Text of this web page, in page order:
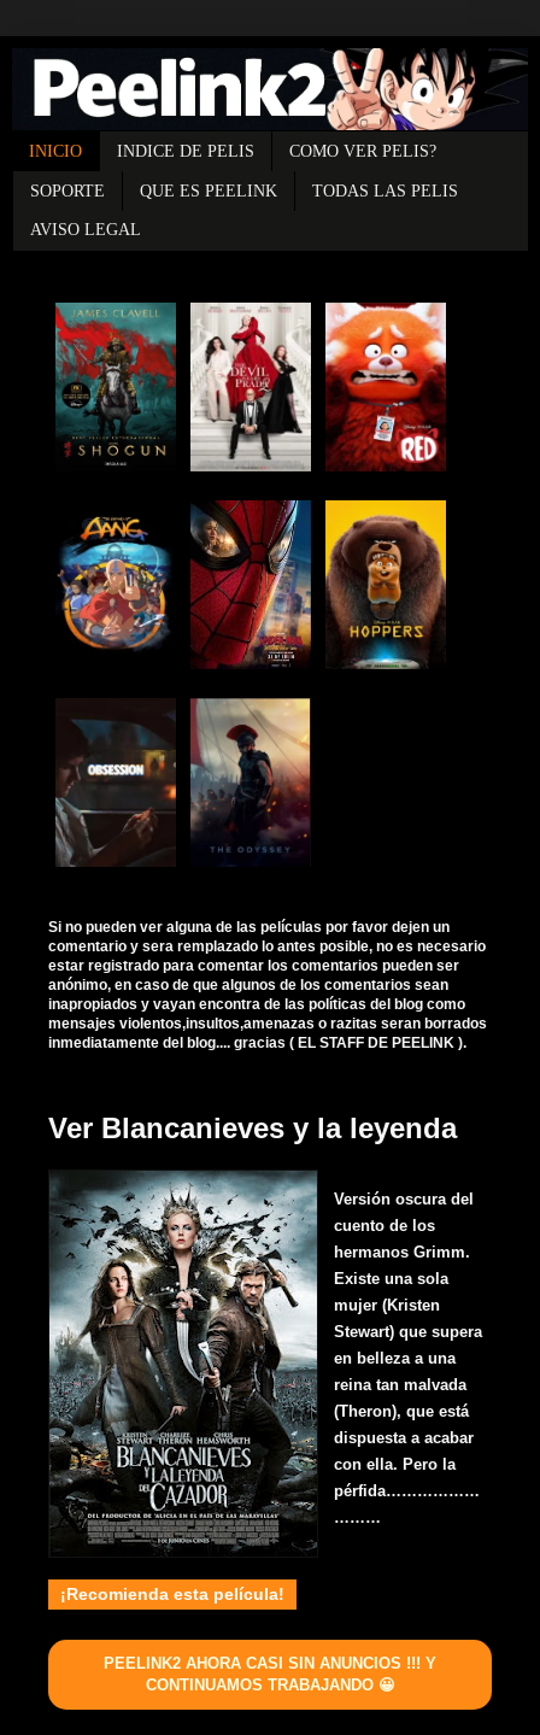
INICIO INDICE DE PELIS COMO VER PELIS?
SOPORTE QUE ES PEELINK TODAS LAS PELIS
AVISO LEGAL
Si no pueden ver alguna de las películas por favor dejen un
comentario y sera remplazado lo antes posible, no es necesario
estar registrado para comentar los comentarios pueden ser
anónimo, en caso de que algunos de los comentarios sean
inapropiados y vayan encontra de las políticas del blog como
mensajes violentos,insultos,amenazas o razitas seran borrados
inmediatamente del blog.... gracias ( EL STAFF DE PEELINK ).
Ver Blancanieves y la leyenda
Versión oscura del
cuento de los
hermanos Grimm.
Existe una sola
mujer (Kristen
Stewart) que supera
en belleza a una
reina tan malvada
(Theron), que está
dispuesta a acabar
con ella. Pero la
pérfida………………
………
¡Recomienda esta película!
PEELINK2 AHORA CASI SIN ANUNCIOS !!! Y
CONTINUAMOS TRABAJANDO 😀